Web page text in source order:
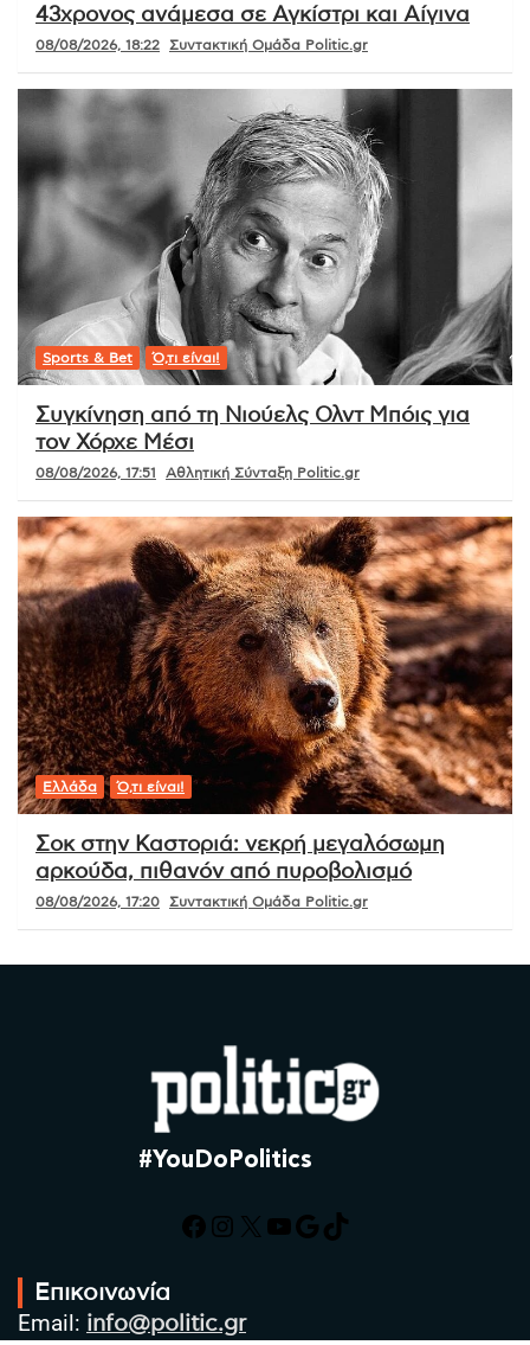
43χρονος ανάμεσα σε Αγκίστρι και Αίγινα
08/08/2026, 18:22 Συντακτική Ομάδα Politic.gr
Sports & Bet Ό,τι είναι!
Συγκίνηση από τη Νιούελς Ολντ Μπόις για
τον Χόρχε Μέσι
08/08/2026, 17:51 Αθλητική Σύνταξη Politic.gr
Ελλάδα Ό,τι είναι!
Σοκ στην Καστοριά: νεκρή μεγαλόσωμη
αρκούδα, πιθανόν από πυροβολισμό
08/08/2026, 17:20 Συντακτική Ομάδα Politic.gr
#YouDoPolitics
Facebook
Instagram
X YouTube
Google
TikTok
Επικοινωνία
Email: info@politic.gr